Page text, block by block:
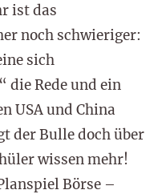
ist das
noch schwieriger:
sich
die Rede und ein
USA und China
der Bulle doch über
wissen mehr!
Börse –